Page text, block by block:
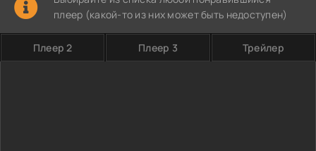
плеер (какой-то из них может быть недоступен)
Плеер 2 Плеер 3 Трейлер